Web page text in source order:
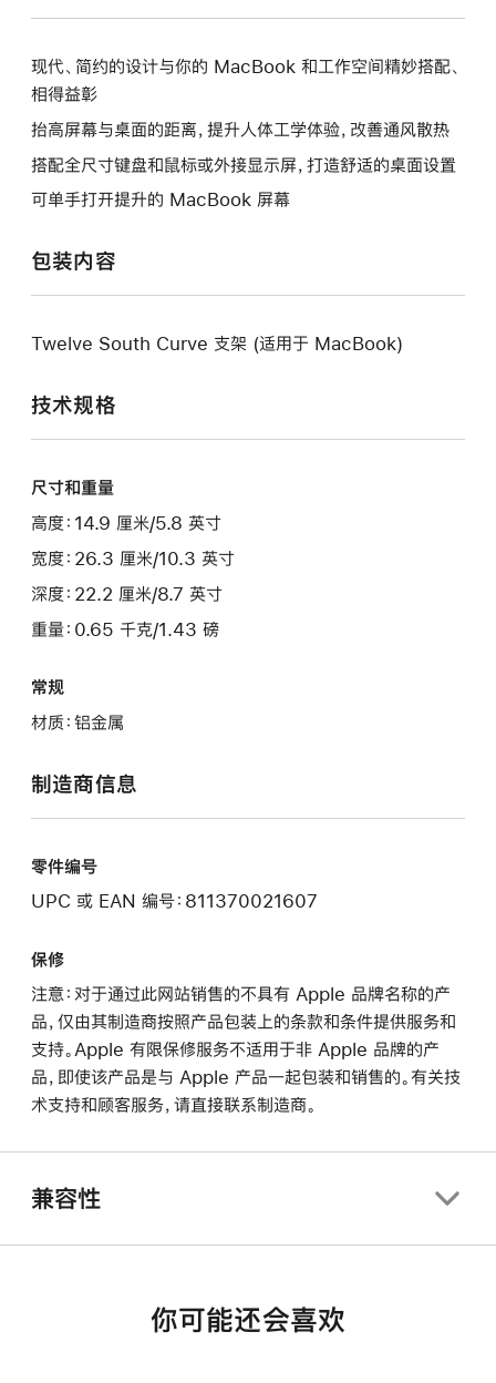
现代、简约的设计与你的 MacBook 和工作空间精妙搭配、
相得益彰
抬高屏幕与桌面的距离，提升人体工学体验，改善通风散热
搭配全尺寸键盘和鼠标或外接显示屏，打造舒适的桌面设置
可单手打开提升的 MacBook 屏幕
包装内容
Twelve South Curve 支架 (适用于 MacBook)
技术规格
尺寸和重量
高度：14.9 厘米/5.8 英寸
宽度：26.3 厘米/10.3 英寸
深度：22.2 厘米/8.7 英寸
重量：0.65 千克/1.43 磅
常规
材质：铝金属
制造商信息
零件编号
UPC 或 EAN 编号：811370021607
保修
注意：对于通过此网站销售的不具有 Apple 品牌名称的产
品，仅由其制造商按照产品包装上的条款和条件提供服务和
支持。Apple 有限保修服务不适用于非 Apple 品牌的产
品，即使该产品是与 Apple 产品一起包装和销售的。有关技
术支持和顾客服务，请直接联系制造商。
兼容性
你可能还会喜欢